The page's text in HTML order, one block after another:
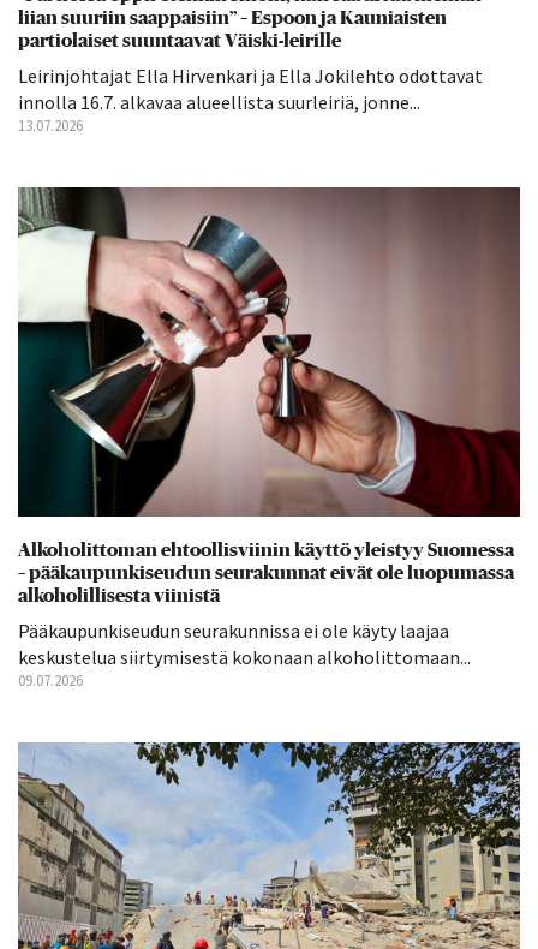
liian suuriin saappaisiin” – Espoon ja Kauniaisten
partiolaiset suuntaavat Väiski-leirille
Leirinjohtajat Ella Hirvenkari ja Ella Jokilehto odottavat
innolla 16.7. alkavaa alueellista suurleiriä, jonne...
13.07.2026
Alkoholittoman ehtoollisviinin käyttö yleistyy Suomessa
– pääkaupunkiseudun seurakunnat eivät ole luopumassa
alkoholillisesta viinistä
Pääkaupunkiseudun seurakunnissa ei ole käyty laajaa
keskustelua siirtymisestä kokonaan alkoholittomaan...
09.07.2026